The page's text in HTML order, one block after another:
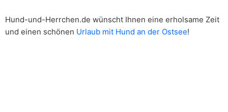
Hund-und-Herrchen.de wünscht Ihnen eine erholsame Zeit
und einen schönen Urlaub mit Hund an der Ostsee!